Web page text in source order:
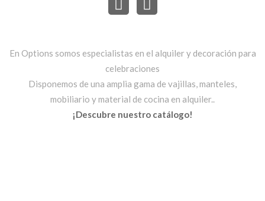
En Options somos especialistas en el alquiler y decoración para
celebraciones
Disponemos de una amplia gama de vajillas, manteles,
mobiliario y material de cocina en alquiler..
¡Descubre nuestro catálogo!